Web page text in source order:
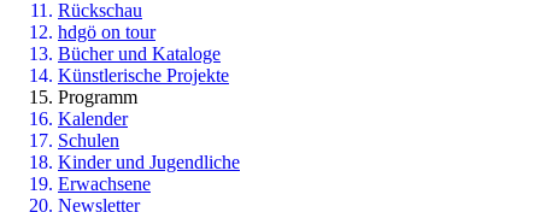
Rückschau
hdgö on tour
Bücher und Kataloge
Künstlerische Projekte
Programm
Kalender
Schulen
Kinder und Jugendliche
Erwachsene
Newsletter